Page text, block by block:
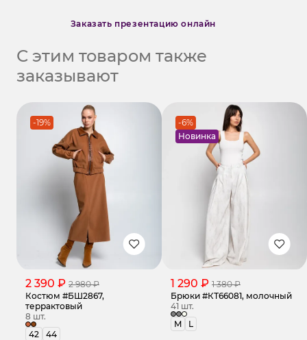
Заказать презентацию онлайн
С этим товаром также
заказывают
-19%
2 390 ₽ 2 980 ₽
Костюм #БШ2867,
террактовый
8 шт.
42
44
-6%
Новинка
1 290 ₽ 1 380 ₽
Брюки #КТ66081, молочный
41 шт.
M
L